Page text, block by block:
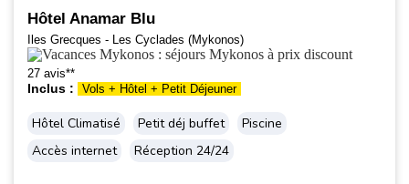
Hôtel Anamar Blu
Iles Grecques - Les Cyclades (Mykonos)
27 avis**
Inclus : Vols + Hôtel + Petit Déjeuner
Hôtel Climatisé Petit déj buffet
Piscine
Accès internet
Réception 24/24